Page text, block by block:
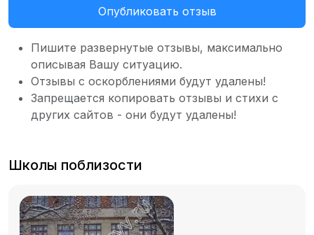
Опубликовать отзыв
Пишите развернутые отзывы, максимально
описывая Вашу ситуацию.
Отзывы с оскорблениями будут удалены!
Запрещается копировать отзывы и стихи с
других сайтов - они будут удалены!
Школы поблизости